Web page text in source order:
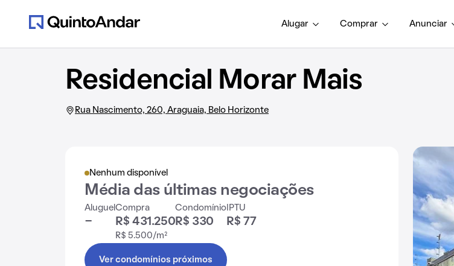
Alugar Comprar Anunciar
Residencial Morar Mais
Rua Nascimento, 260, Araguaia, Belo Horizonte
Nenhum disponível
Média das últimas negociações
Aluguel
-
Compra
R$ 431.250
R$ 5.500/m²
Condomínio
R$ 330
IPTU
R$ 77
Ver condomínios próximos